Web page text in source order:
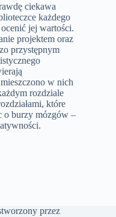
ciekawa
każdego
jej wartości.
projektem oraz
przystępnym
w nich
rozdziale
które
o burzy mózgów –
przez